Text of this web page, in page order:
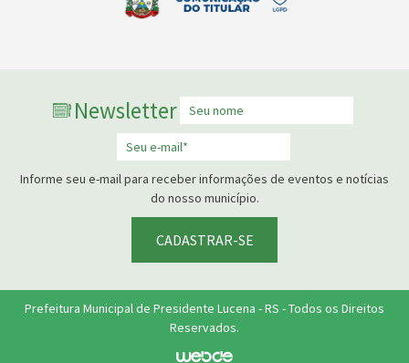
Newsletter
Informe seu e-mail para receber informações de eventos e notícias
do nosso município.
CADASTRAR-SE
Prefeitura Municipal de Presidente Lucena - RS - Todos os Direitos
Reservados.